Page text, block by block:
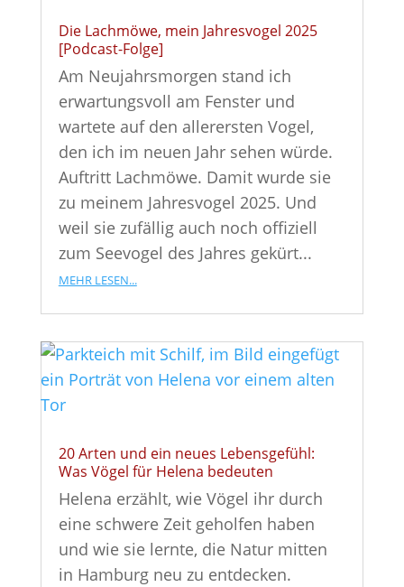
Die Lachmöwe, mein Jahresvogel 2025
[Podcast-Folge]
Am Neujahrsmorgen stand ich
erwartungsvoll am Fenster und
wartete auf den allerersten Vogel,
den ich im neuen Jahr sehen würde.
Auftritt Lachmöwe. Damit wurde sie
zu meinem Jahresvogel 2025. Und
weil sie zufällig auch noch offiziell
zum Seevogel des Jahres gekürt...
mehr lesen...
20 Arten und ein neues Lebensgefühl:
Was Vögel für Helena bedeuten
Helena erzählt, wie Vögel ihr durch
eine schwere Zeit geholfen haben
und wie sie lernte, die Natur mitten
in Hamburg neu zu entdecken.